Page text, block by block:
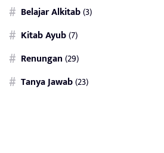
Belajar Alkitab(3)
Kitab Ayub(7)
Renungan(29)
Tanya Jawab(23)